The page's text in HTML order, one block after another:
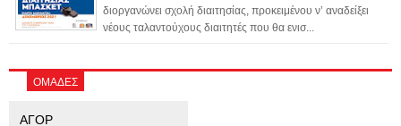
διοργανώνει σχολή διαιτησίας, προκειμένου ν’ αναδείξει
νέους ταλαντούχους διαιτητές που θα ενισ...
ΟΜΑΔΕΣ
ΑΓΟΡ